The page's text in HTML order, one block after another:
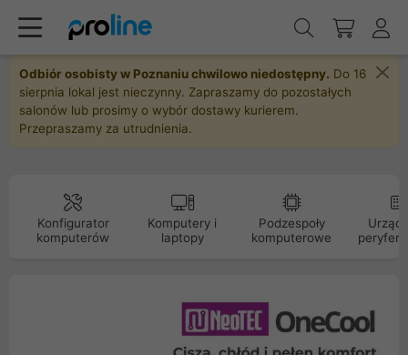
Odbiór osobisty w Poznaniu chwilowo niedostępny. Do 16
sierpnia lokal jest nieczynny. Zapraszamy do pozostałych
salonów lub prosimy o wybór dostawy kurierem.
Przepraszamy za utrudnienia.
Konfigurator
komputerów
Komputery i
laptopy
Podzespoły
komputerowe